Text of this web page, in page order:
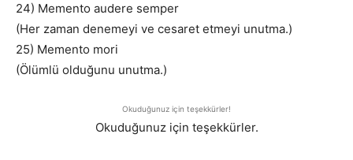
24) Memento audere semper
(Her zaman denemeyi ve cesaret etmeyi unutma.)
25) Memento mori
(Ölümlü olduğunu unutma.)
Okuduğunuz için teşekkürler!
Okuduğunuz için teşekkürler.